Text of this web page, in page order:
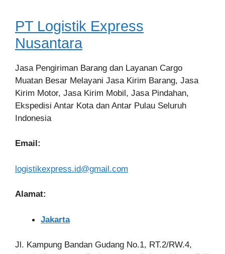
PT Logistik Express
Nusantara
Jasa Pengiriman Barang dan Layanan Cargo
Muatan Besar Melayani Jasa Kirim Barang, Jasa
Kirim Motor, Jasa Kirim Mobil, Jasa Pindahan,
Ekspedisi Antar Kota dan Antar Pulau Seluruh
Indonesia
Email:
logistikexpress.id@gmail.com
Alamat:
Jakarta
Jl. Kampung Bandan Gudang No.1, RT.2/RW.4,